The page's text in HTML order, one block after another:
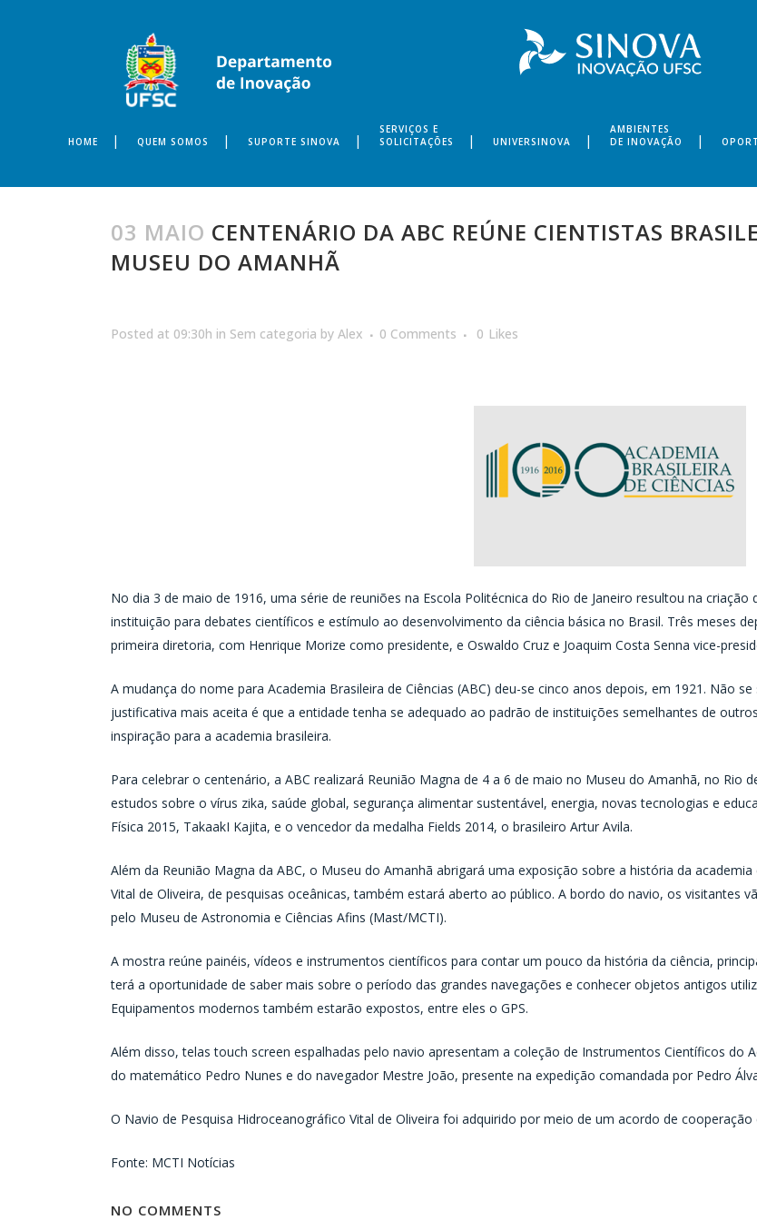
HOME QUEM SOMOS SUPORTE SINOVA
SERVIÇOS E
SOLICITAÇÕES
UNIVERSINOVA
AMBIENTES
DE INOVAÇÃO
03 MAIO CENTENÁRIO DA ABC REÚNE CIENTISTAS
MUSEU DO AMANHÃ
Posted at 09:30h in Sem categoria by Alex 0 Comments 0 Likes
No dia 3 de maio de 1916, uma série de reuniões na Escola Politécnica do Rio de Janeiro resultou na
instituição para debates científicos e estímulo ao desenvolvimento da ciência básica no Brasil. Três meses
primeira diretoria, com Henrique Morize como presidente, e Oswaldo Cruz e Joaquim Costa Senna vice-
A mudança do nome para Academia Brasileira de Ciências (ABC) deu-se cinco anos depois, em 1921. Não
justificativa mais aceita é que a entidade tenha se adequado ao padrão de instituições semelhantes de
inspiração para a academia brasileira.
Para celebrar o centenário, a ABC realizará Reunião Magna de 4 a 6 de maio no Museu do Amanhã, no Rio
estudos sobre o vírus zika, saúde global, segurança alimentar sustentável, energia, novas tecnologias e
Física 2015, TakaakI Kajita, e o vencedor da medalha Fields 2014, o brasileiro Artur Avila.
Além da Reunião Magna da ABC, o Museu do Amanhã abrigará uma exposição sobre a história da
Vital de Oliveira, de pesquisas oceânicas, também estará aberto ao público. A bordo do navio, os visitantes
pelo Museu de Astronomia e Ciências Afins (Mast/MCTI).
A mostra reúne painéis, vídeos e instrumentos científicos para contar um pouco da história da ciência,
terá a oportunidade de saber mais sobre o período das grandes navegações e conhecer objetos antigos
Equipamentos modernos também estarão expostos, entre eles o GPS.
Além disso, telas touch screen espalhadas pelo navio apresentam a coleção de Instrumentos Científicos do
do matemático Pedro Nunes e do navegador Mestre João, presente na expedição comandada por Pedro
O Navio de Pesquisa Hidroceanográfico Vital de Oliveira foi adquirido por meio de um acordo de
Fonte: MCTI Notícias
NO COMMENTS